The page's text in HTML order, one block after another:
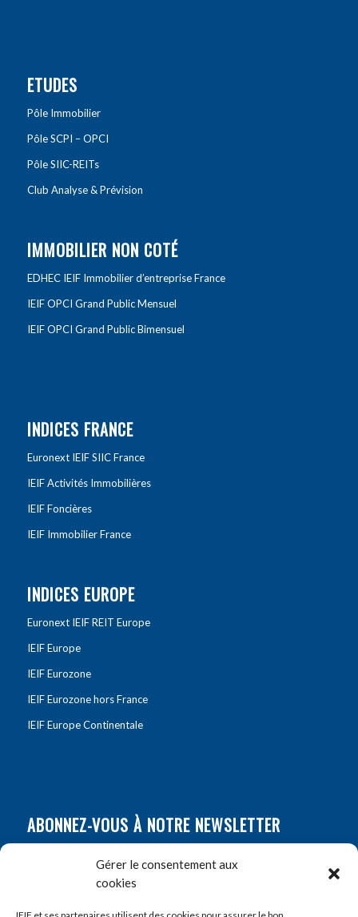
Gérer le consentement aux
cookies
ETUDES
Pôle Immobilier
Pôle SCPI – OPCI
Pôle SIIC-REITs
Club Analyse & Prévision
IMMOBILIER NON COTÉ
EDHEC IEIF Immobilier d’entreprise France
IEIF OPCI Grand Public Mensuel
IEIF OPCI Grand Public Bimensuel
INDICES FRANCE
Euronext IEIF SIIC France
IEIF Activités Immobilières
IEIF Foncières
IEIF Immobilier France
INDICES EUROPE
Euronext IEIF REIT Europe
IEIF Europe
IEIF Eurozone
IEIF Eurozone hors France
IEIF Europe Continentale
ABONNEZ-VOUS À NOTRE NEWSLETTER
Prénom*